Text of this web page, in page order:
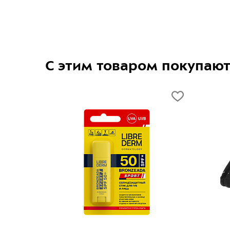
С этим товаром покупают